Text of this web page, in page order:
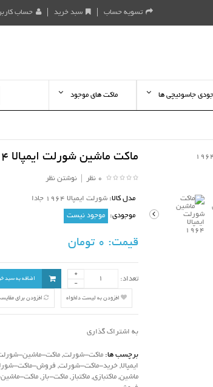
حساب سبد خرید تسویه حساب
جاسوئیچی ها ماکت های موجود
ماکت ماشین شورلت ایمپالا 1964
0 نظر |نوشتن نظر
مدل کالا: شورلت ایمپالا 1964 جادا
موجودی: موجود نیست
قیمت:
تعداد: اضافه به سبد
افزودن به لیست دلخواه افزودن برای
به اشتراک گذاری
برچسب ها: ماکت-شورلت,ماکت-ماشین-
ایمپالا,خرید-ماکت-شورلت, فروش-ماکت-
ماشین,ماکتبازی,ماکتباز,ماکت-باز,ماکت-